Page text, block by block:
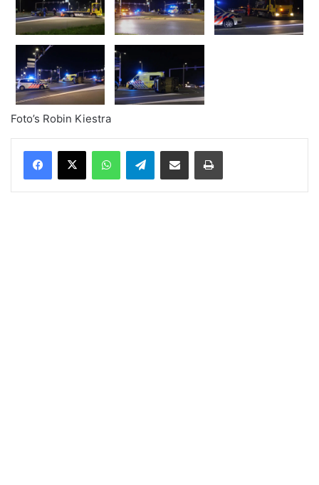
Foto’s Robin Kiestra
WhatsAppTelegramDelen via Email Print